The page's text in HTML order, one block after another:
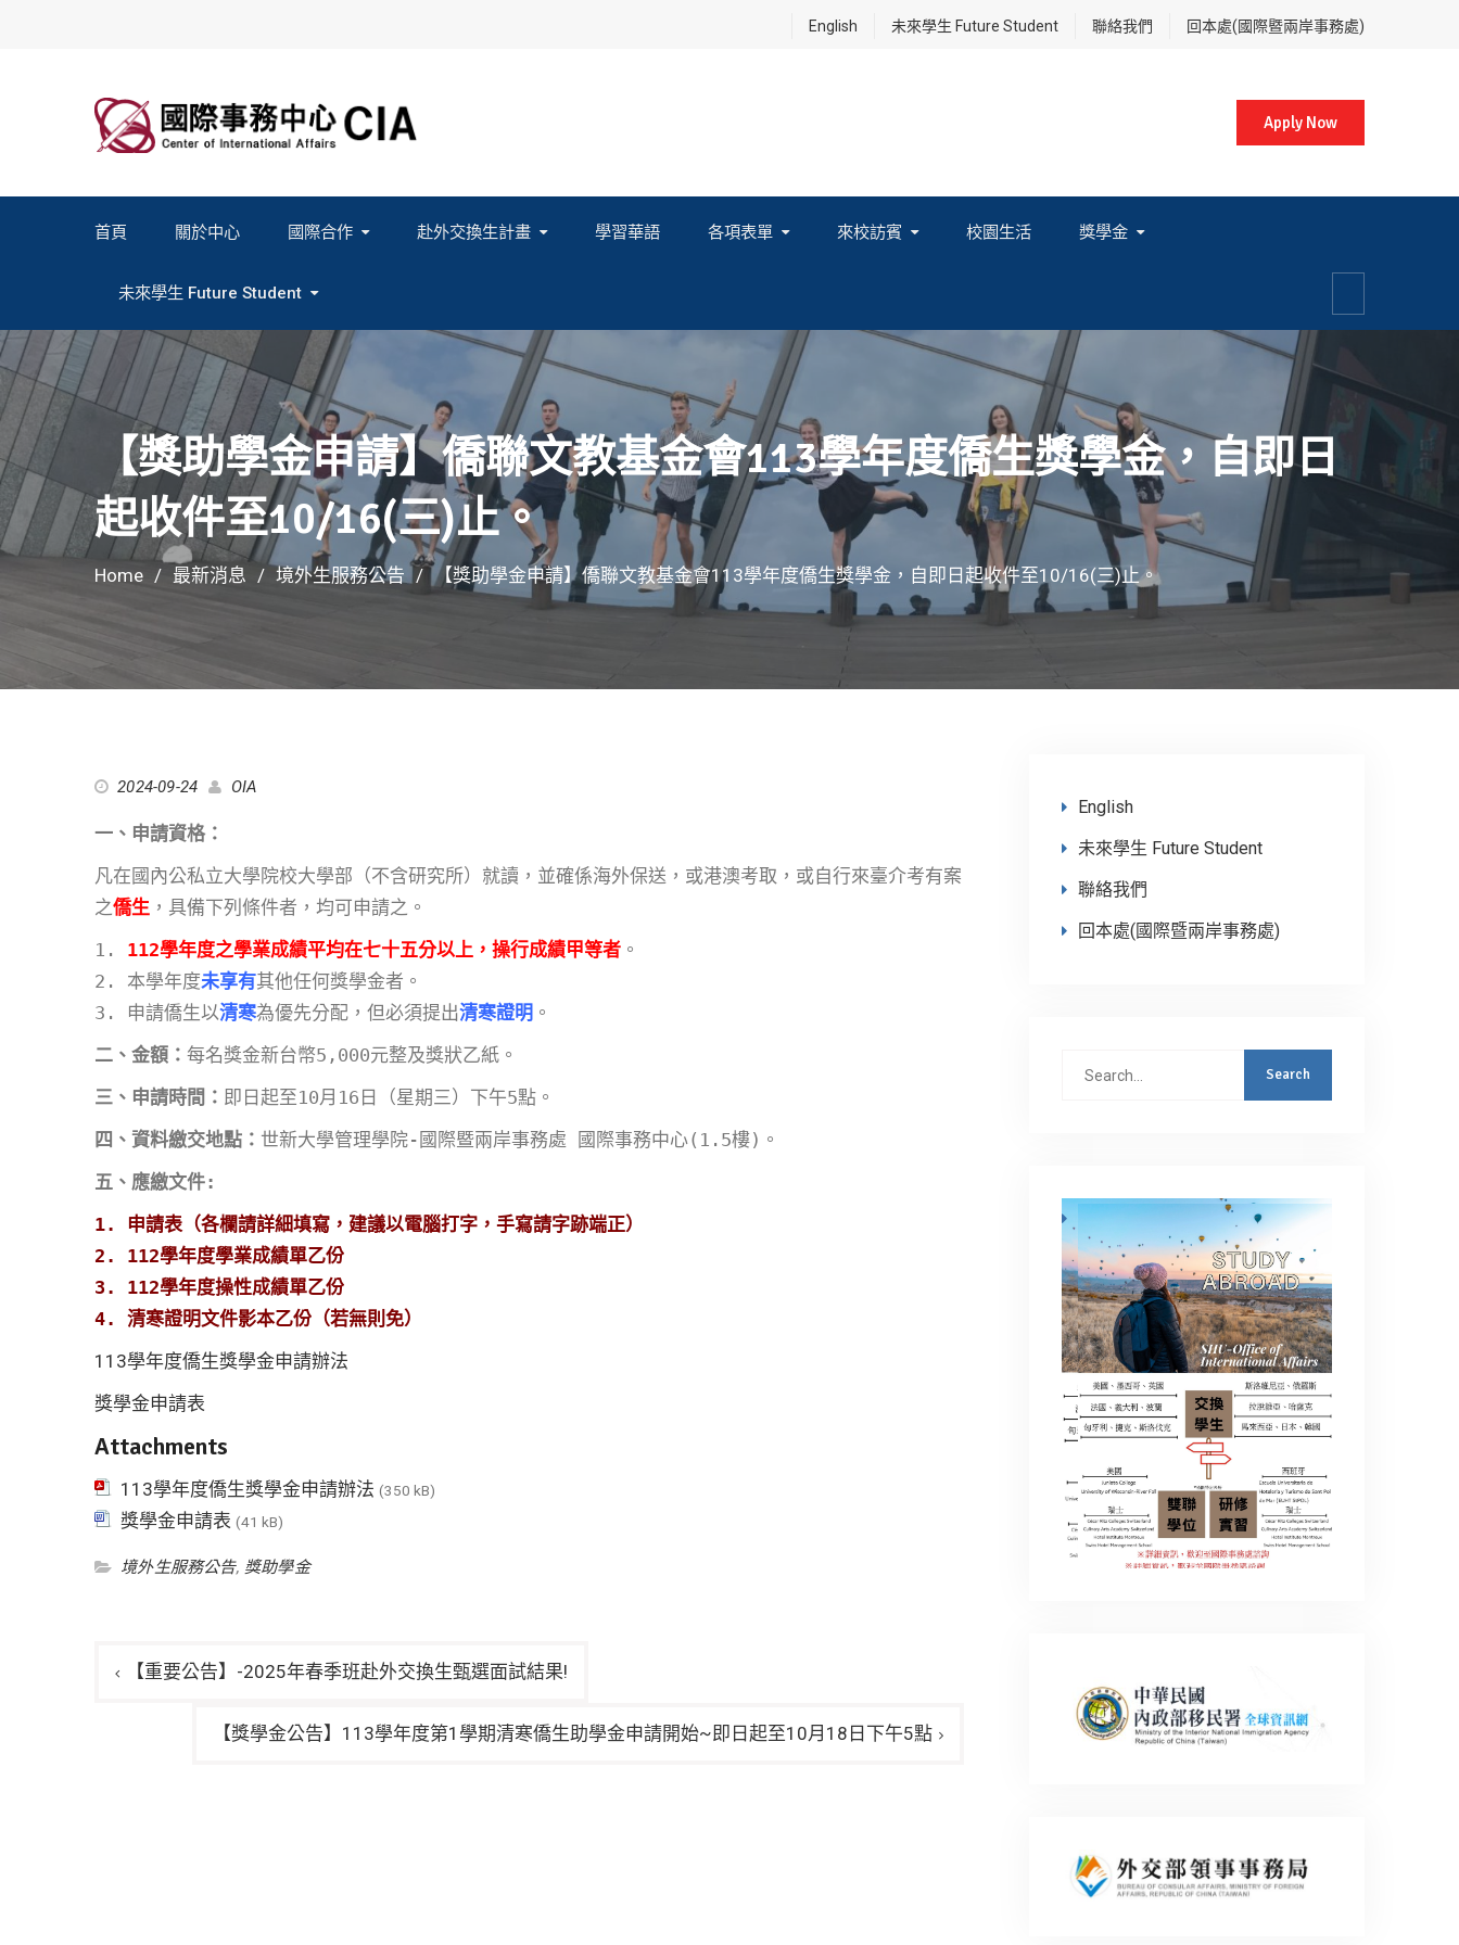
English 未來學生 Future Student 聯絡我們 回本處(國際暨兩岸事務處)
Apply Now
首頁 關於中心 國際合作 赴外交換生計畫 學習華語 各項表單 來校訪賓 校園生活 獎學金
未來學生 Future Student
【獎助學金申請】僑聯文教基金會113學年度僑生獎學金，自即日
起收件至10/16(三)止。
Home 最新消息 境外生服務公告 【獎助學金申請】僑聯文教基金會113學年度僑生獎學金，自即日起收件至10/16(三)止。
2024-09-24 OIA
一、申請資格：
凡在國內公私立大學院校大學部（不含研究所）就讀，並確係海外保送，或港澳考取，或自行來臺介考有案
之僑生 ，具備下列條件者，均可申請之。
1. 112學年度之學業成績平均在七十五分以上，操行成績甲等者 。
2. 本學年度未享有其他任何獎學金者。
3. 申請僑生以清寒為優先分配，但必須提出清寒證明 。
二、金額： 每名獎金新台幣5,000元整及獎狀乙紙。
三、申請時間： 即日起至10月16日（星期三）下午5點。
四、資料繳交地點： 世新大學管理學院-國際暨兩岸事務處 國際事務中心(1.5樓)。
五、應繳文件:
1. 申請表（各欄請詳細填寫，建議以電腦打字，手寫請字跡端正）
2. 112學年度學業成績單乙份
3. 112學年度操性成績單乙份
4. 清寒證明文件影本乙份（若無則免）
113學年度僑生獎學金申請辦法
獎學金申請表
Attachments
113學年度僑生獎學金申請辦法 (350 kB)
獎學金申請表 (41 kB)
境外生服務公告, 獎助學金
【重要公告】-2025年春季班赴外交換生甄選面試結果!
【獎學金公告】113學年度第1學期清寒僑生助學金申請開始~即日起至10月18日下午5點
English
未來學生 Future Student
聯絡我們
回本處(國際暨兩岸事務處)
Search